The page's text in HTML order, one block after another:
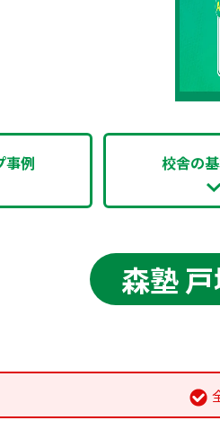
事例 校舎の
森塾